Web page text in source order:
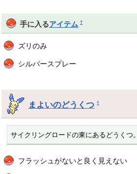
手に入るアイテム †
ズリのみ
シルバースプレー
まよいのどうくつ †
サイクリングロードの東にあるどうくつ。
フラッシュがないと良く見えない